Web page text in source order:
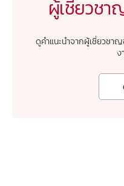
ผู้เชี่ยวชา
ดูคำแนะนำจากผู้เชี่ยวชา
ง